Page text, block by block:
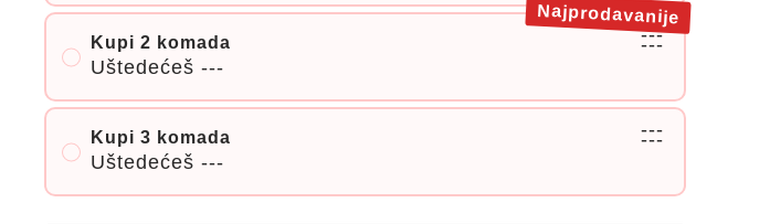
Kupi 2 komada
Uštedećeš ---
---
---
Najprodavanije
Kupi 3 komada
Uštedećeš ---
---
---